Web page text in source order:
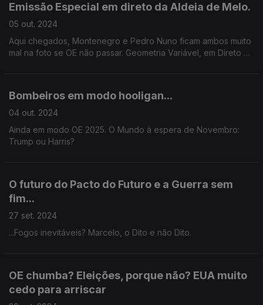
Emissão Especial em direto da Aldeia de Melo.
05 out. 2024
Aqui chegados, Montenegro e Pedro Nuno ficam ambos muito
mal na foto se OE não passar. Geometria Variável, em Direto da
Bombeiros em modo hooligan...
04 out. 2024
Ainda em modo OE 2025. O Mundo à espera de Novembro:
Trump ou Harris?
O futuro do Pacto do Futuro e a Guerra sem
fim...
27 set. 2024
...Fogos inevitáveis? Marcelo, o Dito e não Dito.
OE chumba? Eleições, porque não? EUA muito
cedo para arriscar